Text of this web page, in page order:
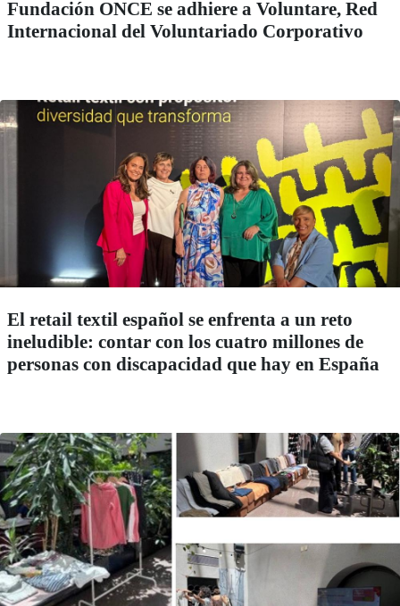
Fundación ONCE se adhiere a Voluntare, Red
Internacional del Voluntariado Corporativo
El retail textil español se enfrenta a un reto
ineludible: contar con los cuatro millones de
personas con discapacidad que hay en España